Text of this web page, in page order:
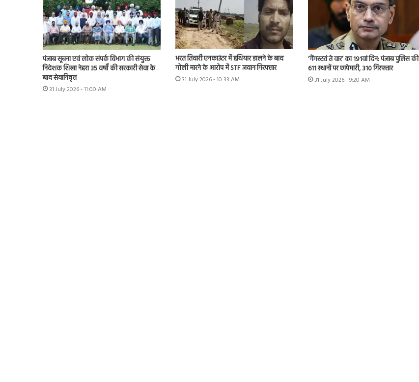
पंजाब सूचना एवं लोक संपर्क विभाग की संयुक्त
निदेशक शिखा नेहरा 35 वर्षों की सरकारी सेवा के
बाद सेवानिवृत्त
31 July 2026 - 11:00 AM
भरत तिवारी एनकाउंटर में हथियार डालने के बाद
गोली मारने के आरोप में STF जवान गिरफ्तार
31 July 2026 - 10:33 AM
‘गैंगस्टरां ते वार’ का 191वां दिन: पंजाब पुलिस की
611 स्थानों पर छापेमारी, 310 गिरफ्तार
31 July 2026 - 9:20 AM